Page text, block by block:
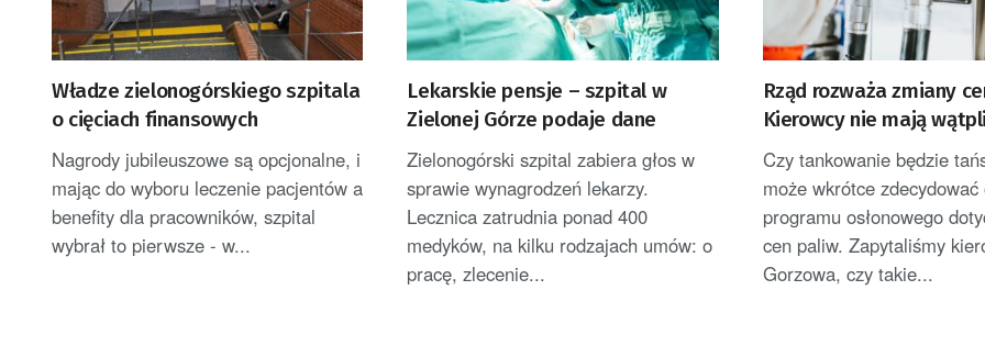
Władze zielonogórskiego szpitala
o cięciach finansowych
Nagrody jubileuszowe są opcjonalne, i
mając do wyboru leczenie pacjentów a
benefity dla pracowników, szpital
wybrał to pierwsze - w...
Lekarskie pensje – szpital w
Zielonej Górze podaje dane
Zielonogórski szpital zabiera głos w
sprawie wynagrodzeń lekarzy.
Lecznica zatrudnia ponad 400
medyków, na kilku rodzajach umów: o
pracę, zlecenie...
Rząd rozważa zmiany
Kierowcy nie mają
Czy tankowanie będzie
może wkrótce
programu osłonowego
cen paliw. Zapytaliśmy
Gorzowa, czy takie...